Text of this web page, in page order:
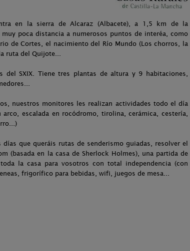
en la sierra de Alcaraz (Albacete), a 1,5 km de la
muy poca distancia a numerosos puntos de interéa, como
de Cortes, el nacimiento del Río Mundo (Los chorros, la
ruta del Quijote...
del SXIX. Tiene tres plantas de altura y 9 habitaciones,
nuestros monitores les realizan actividades todo el día
arco, escalada en rocódromo, tirolina, cerámica, cestería,
que queráis rutas de senderismo guiadas, resolver el
(basada en la casa de Sherlock Holmes), una partida de
la casa para vosotros con total independencia (con
frigorífico para bebidas, wifi, juegos de mesa...